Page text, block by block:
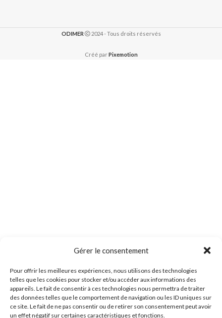
Gérer le consentement
Pour offrir les meilleures expériences, nous utilisons des technologies
telles que les cookies pour stocker et/ou accéder aux informations des
appareils. Le fait de consentir à ces technologies nous permettra de traiter
des données telles que le comportement de navigation ou les ID uniques sur
ce site. Le fait de ne pas consentir ou de retirer son consentement peut avoir
un effet négatif sur certaines caractéristiques et fonctions.
ODIMER 2024 - Tous droits réservés
Créé parPixemotion